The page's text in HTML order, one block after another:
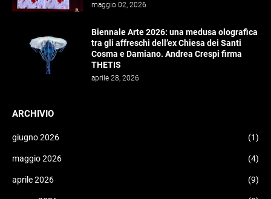
maggio 02, 2026
Biennale Arte 2026: una medusa olografica
tra gli affreschi dell’ex Chiesa dei Santi
Cosma e Damiano. Andrea Crespi firma
THETIS
aprile 28, 2026
ARCHIVIO
giugno 2026 (1)
maggio 2026 (4)
aprile 2026 (9)